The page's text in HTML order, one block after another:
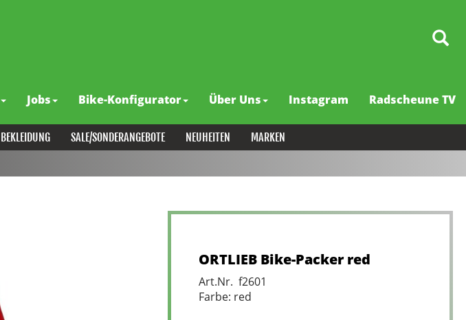
Jobs Bike-Konfigurator Über Uns Instagram Radscheune TV
BEKLEIDUNG SALE/SONDERANGEBOTE NEUHEITEN
MARKEN
ORTLIEB Bike-Packer red
Art.Nr. f2601
Farbe: red